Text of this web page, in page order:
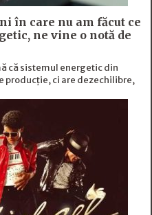
în care nu am făcut ce
ne vine o notă de
că sistemul energetic din
producţie, ci are dezechilibre,